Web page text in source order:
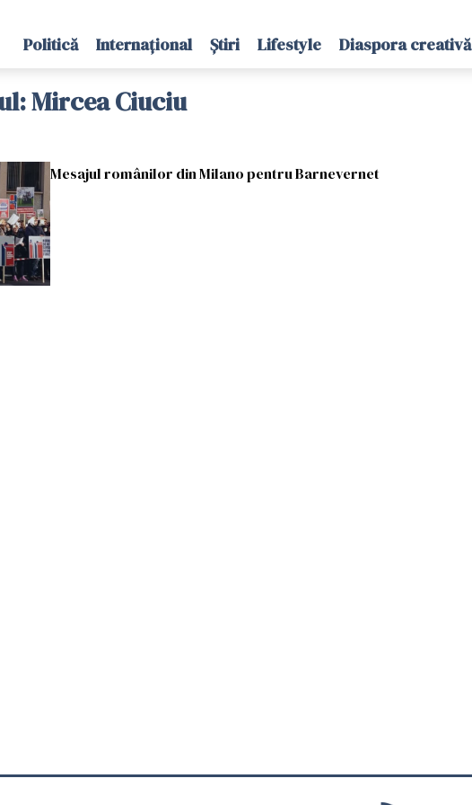
Politică Internațional Știri Lifestyle Diaspora creativă
Mircea Ciuciu
Mesajul românilor din Milano pentru Barnevernet